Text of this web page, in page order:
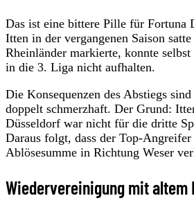
Das ist eine bittere Pille für Fortuna
Itten in der vergangenen Saison
Rheinländer markierte, konnte
in die 3. Liga nicht aufhalten.
Die Konsequenzen des Abstiegs
doppelt schmerzhaft. Der Grund:
Düsseldorf war nicht für die dritte
Daraus folgt, dass der Top-
Ablösesumme in Richtung Weser
Wiedervereinigung mit altem